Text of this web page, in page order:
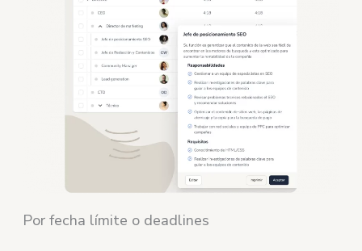
Por fecha límite o deadlines